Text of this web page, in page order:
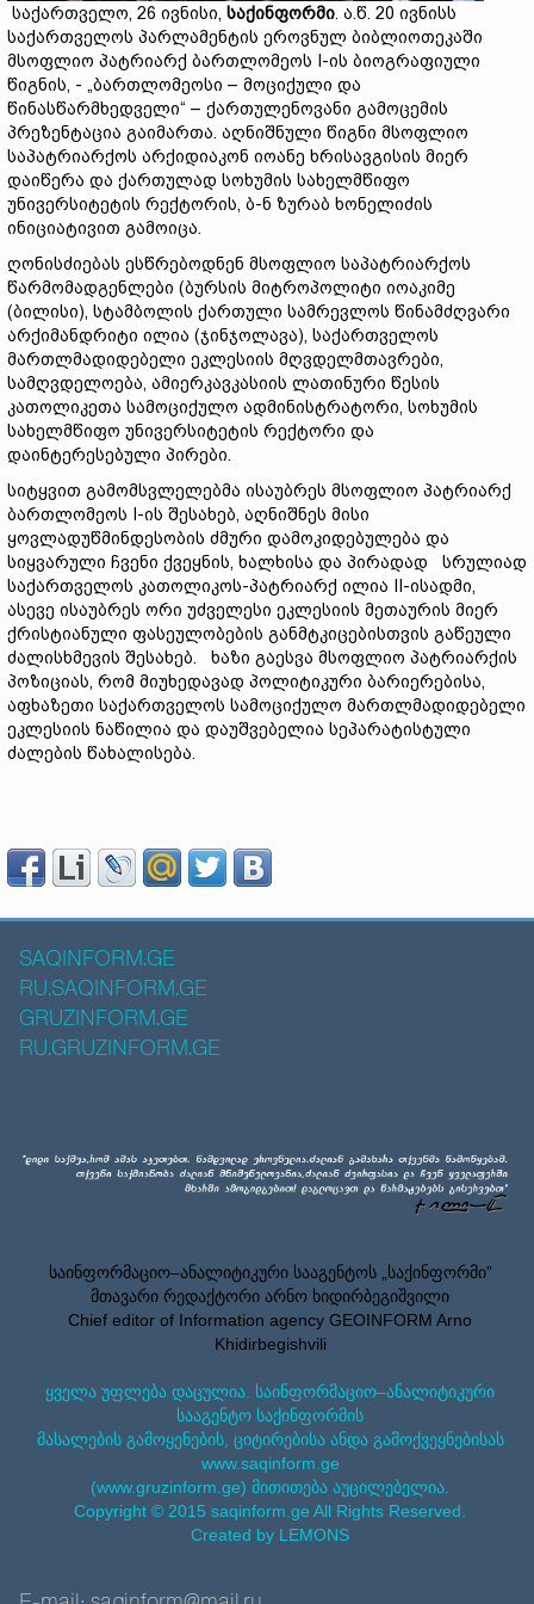
საქართველო, 26 ივნისი, საქინფორმი. ა.წ. 20 ივნისს
საქართველოს პარლამენტის ეროვნულ ბიბლიოთეკაში
მსოფლიო პატრიარქ ბართლომეოს I-ის ბიოგრაფიული
წიგნის, - „ბართლომეოსი – მოციქული და
წინასწარმხედველი“ – ქართულენოვანი გამოცემის
პრეზენტაცია გაიმართა. აღნიშნული წიგნი მსოფლიო
საპატრიარქოს არქიდიაკონ იოანე ხრისავგისის მიერ
დაიწერა და ქართულად სოხუმის სახელმწიფო
უნივერსიტეტის რექტორის, ბ-ნ ზურაბ ხონელიძის
ინიციატივით გამოიცა.
ღონისძიებას ესწრებოდნენ მსოფლიო საპატრიარქოს
წარმომადგენლები (ბურსის მიტროპოლიტი იოაკიმე
(ბილისი), სტამბოლის ქართული სამრევლოს წინამძღვარი
არქიმანდრიტი ილია (ჯინჯოლავა), საქართველოს
მართლმადიდებელი ეკლესიის მღვდელმთავრები,
სამღვდელოება, ამიერკავკასიის ლათინური წესის
კათოლიკეთა სამოციქულო ადმინისტრატორი, სოხუმის
სახელმწიფო უნივერსიტეტის რექტორი და
დაინტერესებული პირები.
სიტყვით გამომსვლელებმა ისაუბრეს მსოფლიო პატრიარქ
ბართლომეოს I-ის შესახებ, აღნიშნეს მისი
ყოვლადუწმინდესობის ძმური დამოკიდებულება და
სიყვარული ჩვენი ქვეყნის, ხალხისა და პირადად სრულიად
საქართველოს კათოლიკოს-პატრიარქ ილია II-ისადმი,
ასევე ისაუბრეს ორი უძველესი ეკლესიის მეთაურის მიერ
ქრისტიანული ფასეულობების განმტკიცებისთვის გაწეული
ძალისხმევის შესახებ. ხაზი გაესვა მსოფლიო პატრიარქის
პოზიციას, რომ მიუხედავად პოლიტიკური ბარიერებისა,
აფხაზეთი საქართველოს სამოციქულო მართლმადიდებელი
ეკლესიის ნაწილია და დაუშვებელია სეპარატისტული
ძალების წახალისება.
SAQINFORM.GE
RU.SAQINFORM.GE
GRUZINFORM.GE
RU.GRUZINFORM.GE
საინფორმაციო–ანალიტიკური სააგენტოს „საქინფორმი”
მთავარი რედაქტორი არნო ხიდირბეგიშვილი
Chief editor of Information agency GEOINFORM Arno
Khidirbegishvili
ყველა უფლება დაცულია. საინფორმაციო–ანალიტიკური
სააგენტო საქინფორმის
მასალების გამოყენების, ციტირებისა ანდა გამოქვეყნებისას
www.saqinform.ge
(www.gruzinform.ge) მითითება აუცილებელია.
Copyright © 2015 saqinform.ge All Rights Reserved.
Created by LEMONS